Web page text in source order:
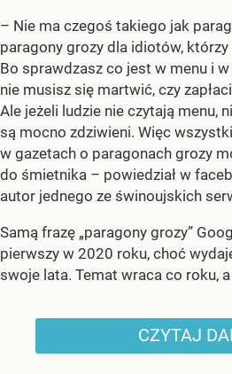
– Nie ma czegoś takiego jak
paragony grozy dla idiotów,
Bo sprawdzasz co jest w menu i
nie musisz się martwić, czy
Ale jeżeli ludzie nie czytają menu,
są mocno zdziwieni. Więc
w gazetach o paragonach grozy
do śmietnika – powiedział w
autor jednego ze świnoujskich
Samą frazę „paragony grozy”
pierwszy w 2020 roku, choć
swoje lata. Temat wraca co roku,
CZYTAJ